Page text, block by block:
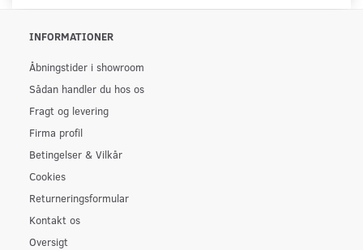
INFORMATIONER
Åbningstider i showroom
Sådan handler du hos os
Fragt og levering
Firma profil
Betingelser & Vilkår
Cookies
Returneringsformular
Kontakt os
Oversigt